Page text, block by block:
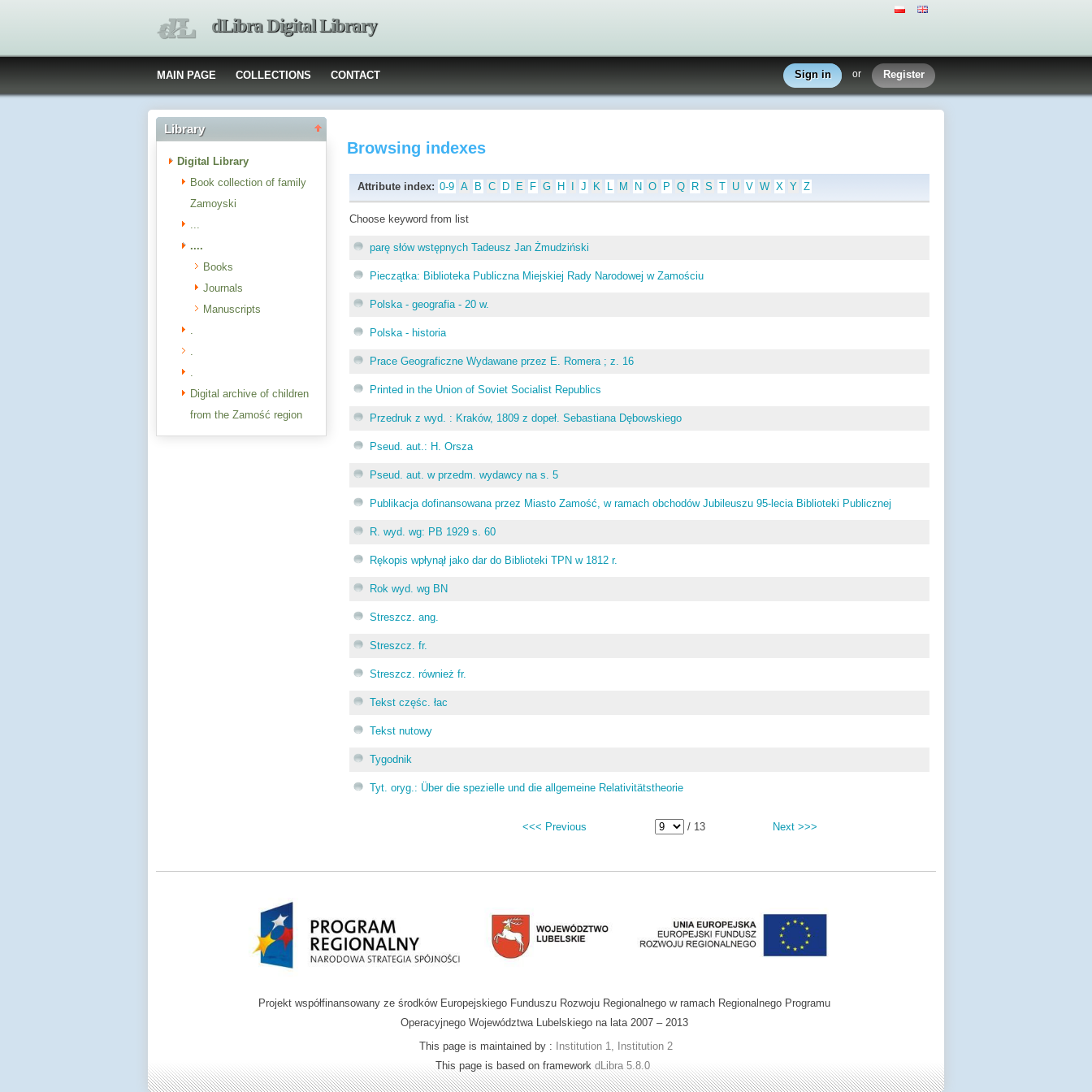
dLibra Digital Library
MAIN PAGE COLLECTIONS CONTACT Sign in or Register
Library
Digital Library
Book collection of family
Zamoyski
...
....
Books
Journals
Manuscripts
.
.
.
Digital archive of children
from the Zamość region
Browsing indexes
Attribute index: 0-9 A B C D E F G H J K L M N O P Q R S T U V W X Y Z
Choose keyword from list
parę słów wstępnych Tadeusz Jan Żmudziński
Pieczątka: Biblioteka Publiczna Miejskiej Rady Narodowej w Zamościu
Polska - geografia - 20 w.
Polska - historia
Prace Geograficzne Wydawane przez E. Romera ; z. 16
Printed in the Union of Soviet Socialist Republics
Przedruk z wyd. : Kraków, 1809 z dopeł. Sebastiana Dębowskiego
Pseud. aut.: H. Orsza
Pseud. aut. w przedm. wydawcy na s. 5
Publikacja dofinansowana przez Miasto Zamość, w ramach obchodów Jubileuszu 95-lecia Biblioteki Publicznej
R. wyd. wg: PB 1929 s. 60
Rękopis wpłynął jako dar do Biblioteki TPN w 1812 r.
Rok wyd. wg BN
Streszcz. ang.
Streszcz. fr.
Streszcz. również fr.
Tekst częśc. łac
Tekst nutowy
Tygodnik
Tyt. oryg.: Über die spezielle und die allgemeine Relativitätstheorie
<<< Previous / 13 Next >>>
Projekt współfinansowany ze środków Europejskiego Funduszu Rozwoju Regionalnego w ramach Regionalnego Programu
Operacyjnego Województwa Lubelskiego na lata 2007 – 2013
This page is maintained by : Institution 1, Institution 2
This page is based on framework dLibra 5.8.0